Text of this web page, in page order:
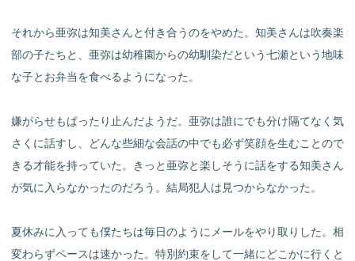
それから亜弥は知美さんと付き合うのをやめた。知美さんは吹奏楽
部の子たちと、亜弥は幼稚園からの幼馴染だという七瀬という地味
な子とお弁当を食べるようになった。
嫌がらせもぱったり止んだようだ。亜弥は誰にでも分け隔てなく気
さくに話すし、どんな些細な会話の中でも必ず笑顔を生むことので
きる才能を持っていた。きっと亜弥と楽しそうに話をする知美さん
が気に入らなかったのだろう。結局犯人は見つからなかった。
夏休みに入っても僕たちは毎日のようにメールをやり取りした。相
変わらずペースは速かった。特別約束をして一緒にどこかに行くと